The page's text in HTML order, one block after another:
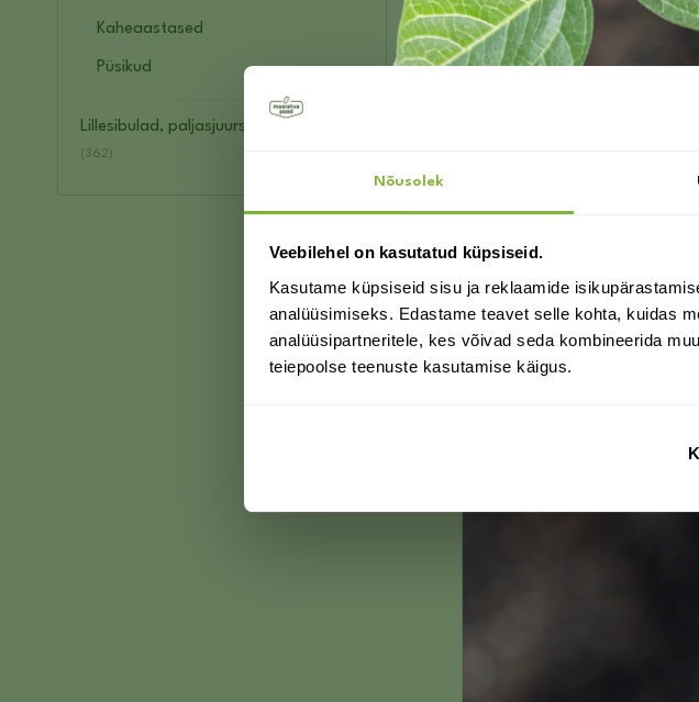
Nõusolek
Veebilehel on kasutatud küpsiseid.
Kasutame küpsiseid sisu ja reklaamide
analüüsimiseks. Edastame teavet selle kohta, kuidas
analüüsipartneritele, kes võivad seda kombineerida
teiepoolse teenuste kasutamise käigus.
Kaheaastased
Püsikud
Lillesibulad, paljasjuursed püsililled
(362)
Täpsem kirjeldus